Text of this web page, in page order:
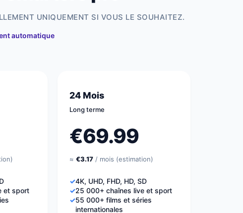
UNIQUEMENT SI VOUS LE SOUHAITEZ.
automatique
et sport
24 Mois
Long terme
€69.99
≈ €3.17 / mois (estimation)
✓4K, UHD, FHD, HD, SD
✓25 000+ chaînes live et sport
✓55 000+ films et séries
internationales